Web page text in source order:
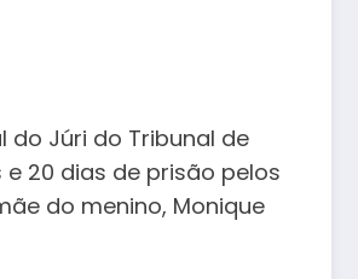
do Júri do Tribunal de
20 dias de prisão pelos
do menino, Monique